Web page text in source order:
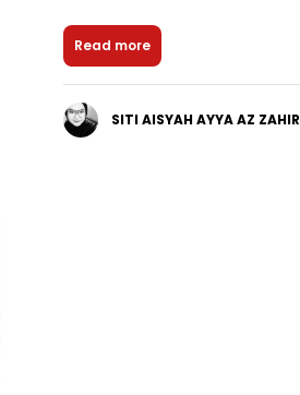
Read more
SITI AISYAH AYYA AZ ZAHIR